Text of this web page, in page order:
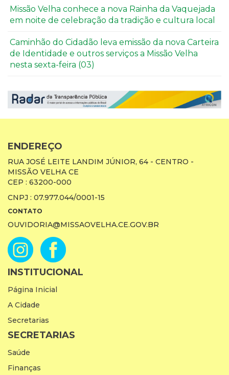
Missão Velha conhece a nova Rainha da Vaquejada
em noite de celebração da tradição e cultura local
Caminhão do Cidadão leva emissão da nova Carteira
de Identidade e outros serviços a Missão Velha
nesta sexta-feira (03)
ENDEREÇO
RUA JOSÉ LEITE LANDIM JÚNIOR, 64 - CENTRO -
MISSÃO VELHA CE
CEP : 63200-000
CNPJ : 07.977.044/0001-15
CONTATO
OUVIDORIA@MISSAOVELHA.CE.GOV.BR
INSTITUCIONAL
Página Inicial
A Cidade
Secretarias
SECRETARIAS
Saúde
Finanças